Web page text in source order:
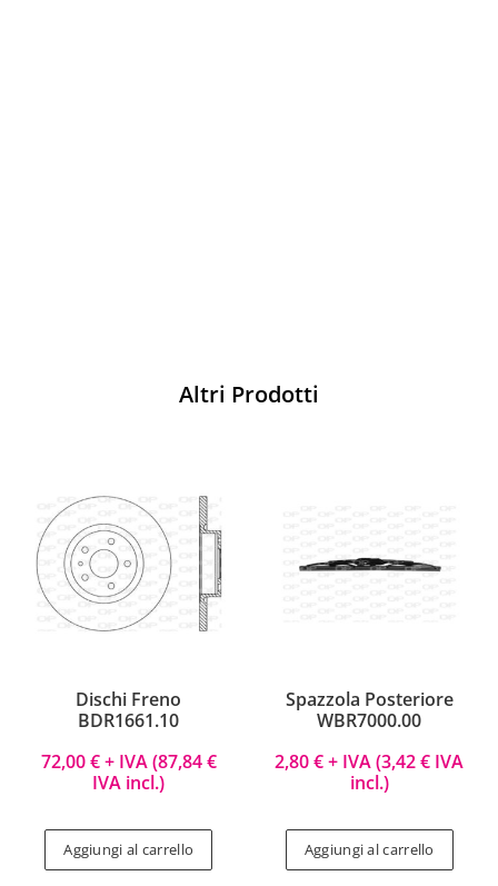
Altri Prodotti
Dischi Freno
BDR1661.10
72,00€+ IVA (87,84€
IVA incl.)
Aggiungi al carrello
Spazzola Posteriore
WBR7000.00
2,80€+ IVA (3,42€ IVA
incl.)
Aggiungi al carrello